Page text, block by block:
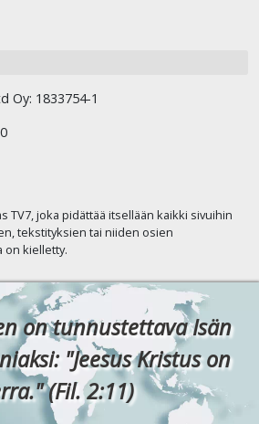
Oy: 1833754-1
TV7, joka pidättää itsellään kaikki sivuihin
tekstityksien tai niiden osien
on kielletty.
on tunnustettava Isän
"Jeesus Kristus on
(Fil. 2:11)